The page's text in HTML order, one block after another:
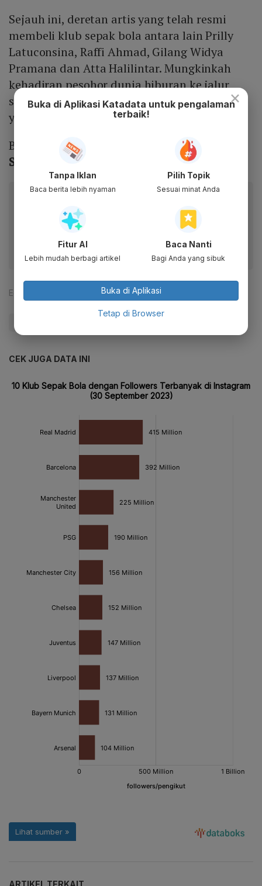
Sejauh ini, deretan artis yang telah resmi
membeli klub sepak bola antara lain Prilly
Latuconsina, Raffi Ahmad, Gilang Widya
Pramana dan Atta Halilintar. Mungkinkah
kehadiran pesohor dunia hiburan ke jalur
sepak bola bisa mengangkat prestasi klub
yang mereka miliki?
Baca juga:7 Publik Figur yang Punya Klub
Sepak Bola Termasuk RANS hingga AHHA
Baca artikel ini lewat aplikasi mobile.
Dapatkan pengalaman membaca lebih nyaman dan nikmati
fitur menarik lainnya lewat aplikasi mobile Katadata.
Editor: Maria Margaretha
CEK JUGA DATA INI
×
Buka di Aplikasi Katadata untuk pengalaman
terbaik!
Tanpa Iklan
Baca berita lebih nyaman
Pilih Topik
Sesuai minat Anda
Fitur AI
Lebih mudah berbagi artikel
Baca Nanti
Bagi Anda yang sibuk
Buka di Aplikasi
Tetap di Browser